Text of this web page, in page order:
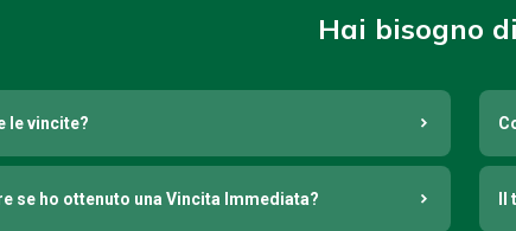
Hai bisogno
le vincite?
se ho ottenuto una Vincita Immediata?